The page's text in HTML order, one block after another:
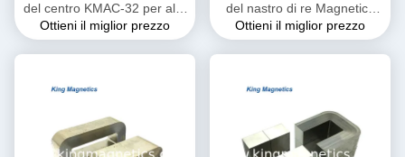
del centro KMAC-32 per alta
densità di cambiamento
Ottieni il miglior prezzo
del nastro di re Magnetics
dei metglass del non cristallo
Ottieni il miglior prezzo